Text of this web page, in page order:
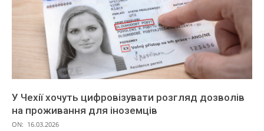
У Чехії хочуть цифровізувати розгляд дозволів
на проживання для іноземців
ON: 16.03.2026